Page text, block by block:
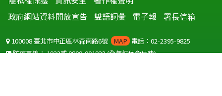
政府網站資料開放宣告
雙語詞彙 電子報 署長信箱
100008 臺北市中正區林森南路6號 MAP 電話：02-2395-9825
防疫專線：1922或0800-001922(全年無休免付費)